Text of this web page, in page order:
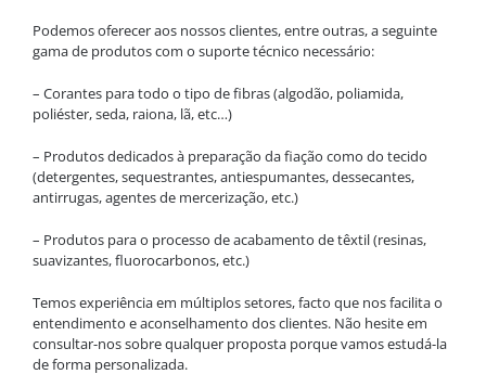
Podemos oferecer aos nossos clientes, entre outras, a seguinte
gama de produtos com o suporte técnico necessário:
– Corantes para todo o tipo de fibras (algodão, poliamida,
poliéster, seda, raiona, lã, etc…)
– Produtos dedicados à preparação da fiação como do tecido
(detergentes, sequestrantes, antiespumantes, dessecantes,
antirrugas, agentes de mercerização, etc.)
– Produtos para o processo de acabamento de têxtil (resinas,
suavizantes, fluorocarbonos, etc.)
Temos experiência em múltiplos setores, facto que nos facilita o
entendimento e aconselhamento dos clientes. Não hesite em
consultar-nos sobre qualquer proposta porque vamos estudá-la
de forma personalizada.